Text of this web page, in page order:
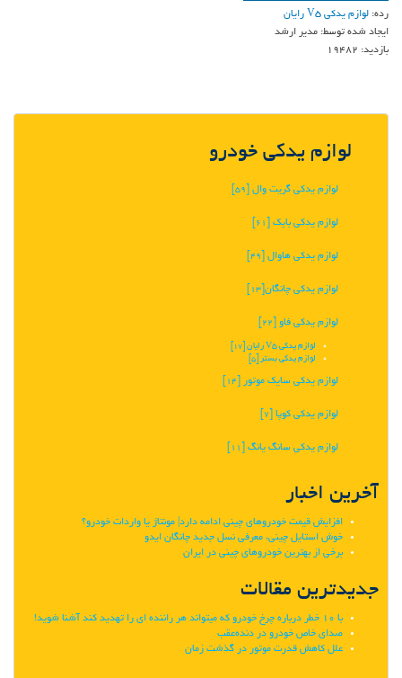
رده: لوازم یدکی V5 رایان
ایجاد شده توسط: مدیر ارشد
بازدید: 19482
لوازم یدکی خودرو
لوازم یدکی گریت وال
لوازم یدکی بایک
لوازم یدکی هاوال
لوازم یدکی چانگان‬‎ [13]
لوازم یدکی فاو
لوازم یدکی V5 رایان
لوازم یدکی بستر
لوازم یدکی سایک موتور
لوازم یدکی کوپا
لوازم یدکی سانگ یانگ
آخرین اخبار
افزایش قیمت خودروهای چینی ادامه دارد| مونتاژ یا واردات خودرو؟
خوش استایل چینی، معرفی نسل جدید چانگان ایدو
برخی از بهترین خودروهای چینی در ایران
جدیدترین مقالات
با 10 خطر درباره چرخ خودرو که میتواند هر راننده ای را تهدید کند آشنا شوید!
صدای خاص خودرو در دنده‌عقب
علل کاهش قدرت موتور در گذشت زمان